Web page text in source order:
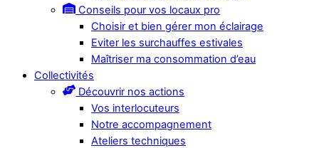
Conseils pour vos locaux pro
Choisir et bien gérer mon éclairage
Eviter les surchauffes estivales
Maîtriser ma consommation d’eau
Collectivités
Découvrir nos actions
Vos interlocuteurs
Notre accompagnement
Ateliers techniques